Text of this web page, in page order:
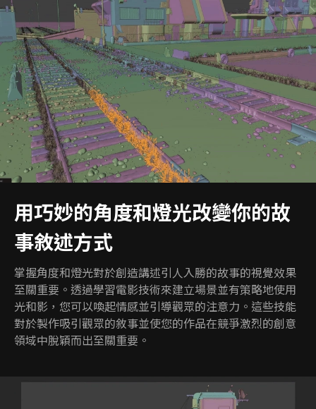
用巧妙的角度和燈光改變你的故
事敘述方式
掌握角度和燈光對於創造講述引人入勝的故事的視覺效果
至關重要。透過學習電影技術來建立場景並有策略地使用
光和影，您可以喚起情感並引導觀眾的注意力。這些技能
對於製作吸引觀眾的敘事並使您的作品在競爭激烈的創意
領域中脫穎而出至關重要。